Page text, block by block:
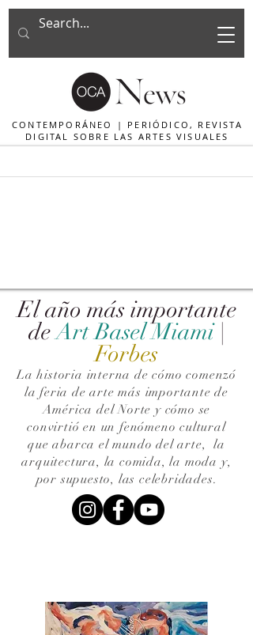
CONTEMPORÁNEO | PERIÓDICO, REVISTA
DIGITAL SOBRE LAS ARTES VISUALES
El año más importante
de Art Basel Miami |
Forbes
La historia interna de cómo comenzó
la feria de arte más importante de
América del Norte y cómo se
convirtió en un fenómeno cultural
que abarca el mundo del arte,la
arquitectura, la comida, la moda y,
por supuesto, las celebridades.